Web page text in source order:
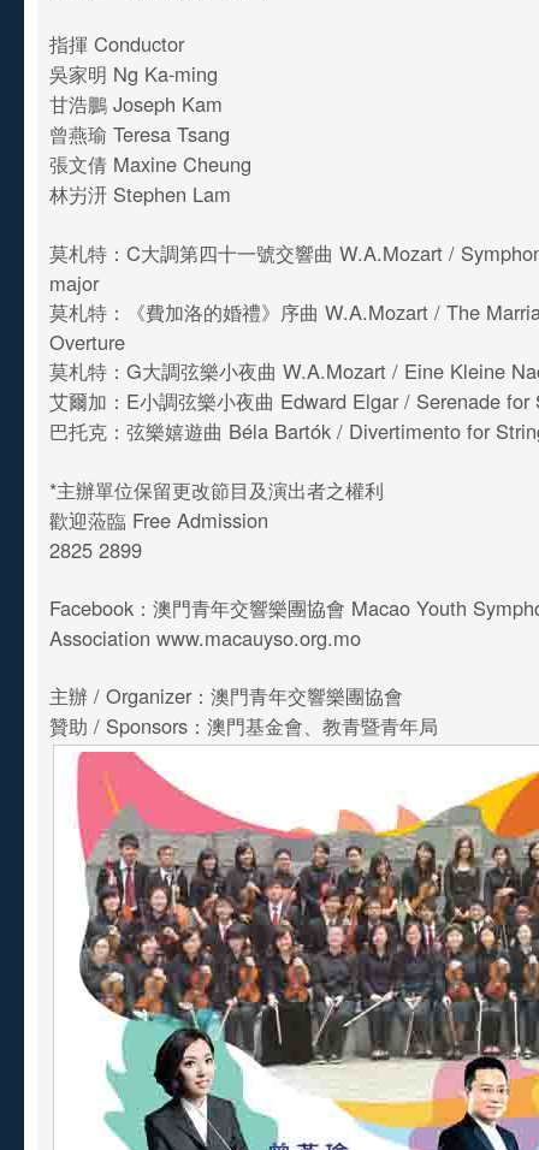
指揮 Conductor
吳家明 Ng Ka-ming
甘浩鵬 Joseph Kam
曾燕瑜 Teresa Tsang
張文倩 Maxine Cheung
林屴汧 Stephen Lam
莫札特：C大調第四十一號交響曲 W.A.Mozart /
major
莫札特：《費加洛的婚禮》序曲 W.A.Mozart / The
Overture
莫札特：G大調弦樂小夜曲 W.A.Mozart / Eine Kleine
艾爾加：E小調弦樂小夜曲 Edward Elgar / Serenade
巴托克：弦樂嬉遊曲 Béla Bartók / Divertimento for
*主辦單位保留更改節目及演出者之權利
歡迎蒞臨 Free Admission
2825 2899
Facebook：澳門青年交響樂團協會 Macao Youth
Association www.macauyso.org.mo
主辦 / Organizer：澳門青年交響樂團協會
贊助 / Sponsors：澳門基金會、教青暨青年局